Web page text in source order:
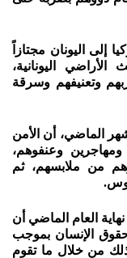
إلى اليونان مجتازاً
اليونانية،
وتعنيفهم وسرقة
الماضي، أن الأمن
ومهاجرين وعنفوهم،
من ملابسهم، ثم
العام الماضي أن
حقوق الإنسان بموجب
وذلك من خلال ما تقوم